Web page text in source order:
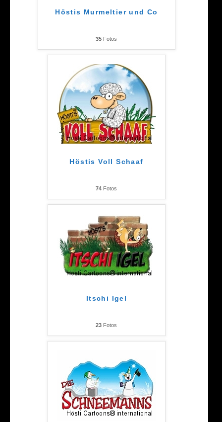
Höstis Murmeltier und Co
35 Fotos
Höstis Voll Schaaf
74 Fotos
Itschi Igel
23 Fotos